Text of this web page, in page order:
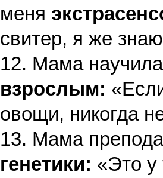
меня
свитер, я же
12. Мама
взрослым:
овощи, никогда
13. Мама
генетики: «Это у